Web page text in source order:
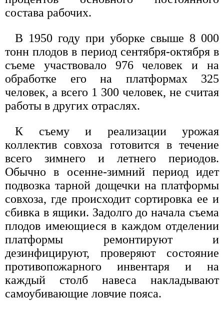
состава рабочих.
В 1950 году при уборке свыше 8 000
тонн плодов в период сентября-октября в
съеме участвовало 976 человек и на
обработке его на платформах 325
человек, а всего 1 300 человек, не считая
работы в других отраслях.
К съему и реализации урожая
коллектив совхоза готовится в течение
всего зимнего и летнего периодов.
Обычно в осенне-зимний период идет
подвозка тарной дощечки на платформы
совхоза, где происходит сортировка ее и
сбивка в ящики. Задолго до начала съема
плодов имеющиеся в каждом отделении
платформы ремонтируют и
дезинфицируют, проверяют состояние
противопожарного инвентаря и на
каждый столб навеса накладывают
самоубивающие ловчие пояса.